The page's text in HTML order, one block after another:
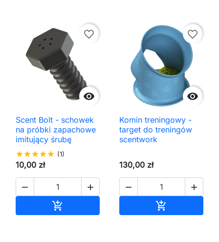

favorite_border
Scent Bolt - schowek
na próbki zapachowe
imitujący śrubę
starstarstarstarstar (1)
10,00 zł
 


favorite_border
Komin treningowy -
target do treningów
scentwork
130,00 zł
 
